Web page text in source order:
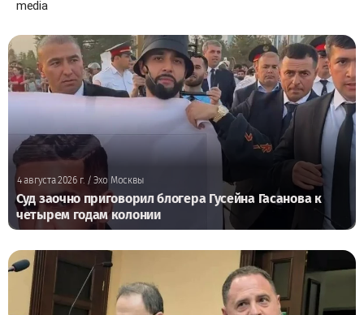
media
4 августа 2026 г./ Эхо Москвы
Суд заочно приговорил блогера Гусейна Гасанова к
четырем годам колонии